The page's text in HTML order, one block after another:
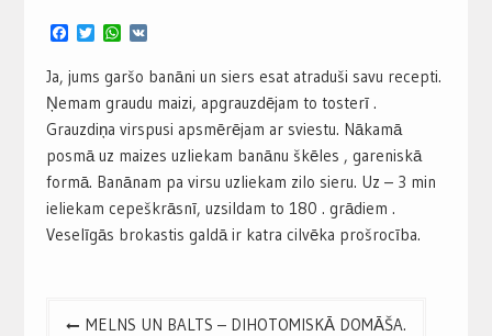
Facebook
TwitterWhatsApp
VK
Ja, jums garšo banāni un siers esat atraduši savu recepti.
Ņemam graudu maizi, apgrauzdējam to tosterī .
Grauzdiņa virspusi apsmērējam ar sviestu. Nākamā
posmā uz maizes uzliekam banānu škēles , gareniskā
formā. Banānam pa virsu uzliekam zilo sieru. Uz – 3 min
ieliekam cepeškrāsnī, uzsildam to 180 . grādiem .
Veselīgās brokastis galdā ir katra cilvēka prošrocība.
PostMELNS UN BALTS – DIHOTOMISKĀ DOMĀŠA.